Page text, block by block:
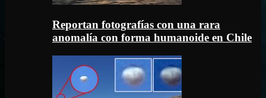
Reportan fotografías con una rara
anomalía con forma humanoide en Chile